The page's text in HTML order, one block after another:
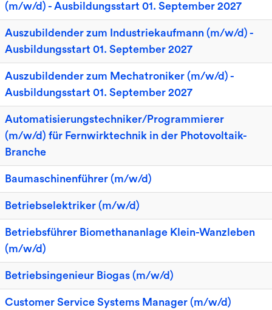
(m/w/d) - Ausbildungsstart 01. September 2027
Auszubildender zum Industriekaufmann (m/w/d) -
Ausbildungsstart 01. September 2027
Auszubildender zum Mechatroniker (m/w/d) -
Ausbildungsstart 01. September 2027
Automatisierungstechniker/Programmierer
(m/w/d) für Fernwirktechnik in der Photovoltaik-
Branche
Baumaschinenführer (m/w/d)
Betriebselektriker (m/w/d)
Betriebsführer Biomethananlage Klein-Wanzleben
(m/w/d)
Betriebsingenieur Biogas (m/w/d)
Customer Service Systems Manager (m/w/d)